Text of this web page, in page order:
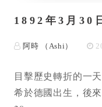
1892年3月30
阿時 （Ashi）
目擊歷史轉折的一
希於德國出生，後